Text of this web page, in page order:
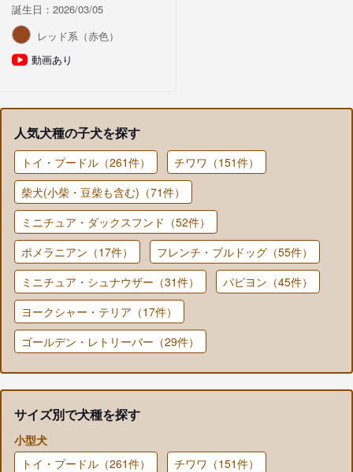
誕生日：2026/03/05
レッド系（赤色）
動画あり
人気犬種の子犬を探す
トイ・プードル（261件）
チワワ（151件）
柴犬(小柴・豆柴も含む)（71件）
ミニチュア・ダックスフンド（52件）
ポメラニアン（17件）
フレンチ・ブルドッグ（55件）
ミニチュア・シュナウザー（31件）
パピヨン（45件）
ヨークシャー・テリア（17件）
ゴールデン・レトリーバー（29件）
サイズ別で犬種を探す
小型犬
トイ・プードル（261件）
チワワ（151件）